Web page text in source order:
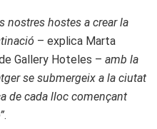
nostres hostes a crear la
– explica Marta
Gallery Hoteles – amb la
se submergeix a la ciutat
de cada lloc començant
.